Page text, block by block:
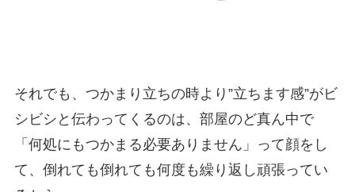
それでも、つかまり立ちの時より”立ちます感”がビ
シビシと伝わってくるのは、部屋のど真ん中で
「何処にもつかまる必要ありません」って顔をし
て、倒れても倒れても何度も繰り返し頑張ってい